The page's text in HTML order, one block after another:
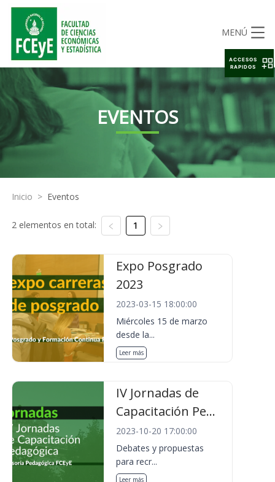
MENÚ
EVENTOS
Inicio > Eventos
2 elementos en total: 1
Expo Posgrado
2023
2023-03-15 18:00:00
Miércoles 15 de marzo
desde la...
Leer más
IV Jornadas de
Capacitación Pe...
2023-10-20 17:00:00
Debates y propuestas
para recr...
Leer más
ACCESOS
RAPIDOS